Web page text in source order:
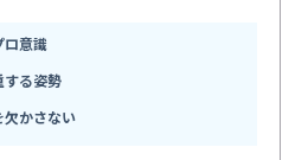
ロ意識
する姿勢
かさない